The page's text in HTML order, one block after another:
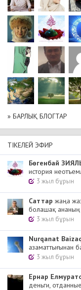
» БАРЛЫҚ БЛОГТАР
ТІКЕЛЕЙ ЭФИР
Бөгенбай
история
3 жыл бұрын
Cаттар жаңа
болашақ ананың
3 жыл бұрын
Nurqanat
азаматтығынан
3 жыл бұрын
Ернар
деньги,